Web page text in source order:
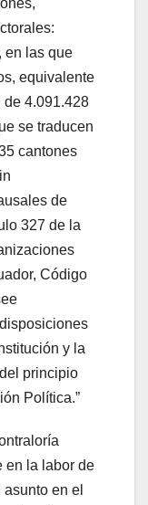
en las que
equivalente
de 4.091.428
se traducen
cantones
de
327 de la
Código
y la
principio
Política.”
en la labor de
en el